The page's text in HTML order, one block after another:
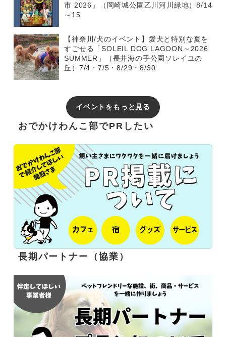
市 2026」（岡崎城公園乙川河川緑地）8/14
～15
【神奈川/犬のイベント】愛犬と特別な夏を
すごせる「SOLEIL DOG LAGOON～2026
SUMMER」（長井海の手公園ソレイユの
丘）7/4・7/5・8/29・8/30
イベントをもっと見る
おでかけわんこ部でPRしたい
長期パートナー（協業）